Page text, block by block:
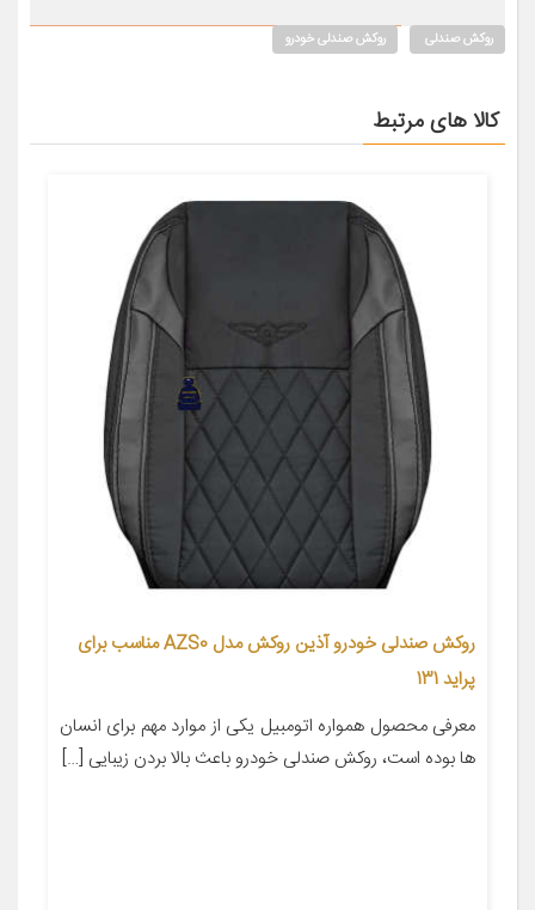
روکش صندلی روکش صندلی خودرو
کالا های مرتبط
روکش صندلی خودرو آذین روکش مدل AZS0 مناسب برای
پراید 131
معرفی محصول همواره اتومبیل یکی از موارد مهم برای انسان
ها بوده است، روکش صندلی خودرو باعث بالا بردن زیبایی […]